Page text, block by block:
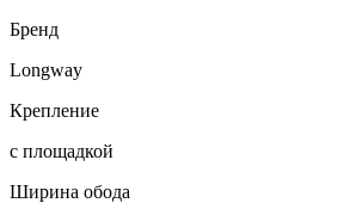
Бренд
Longway
Крепление
с площадкой
Ширина обода